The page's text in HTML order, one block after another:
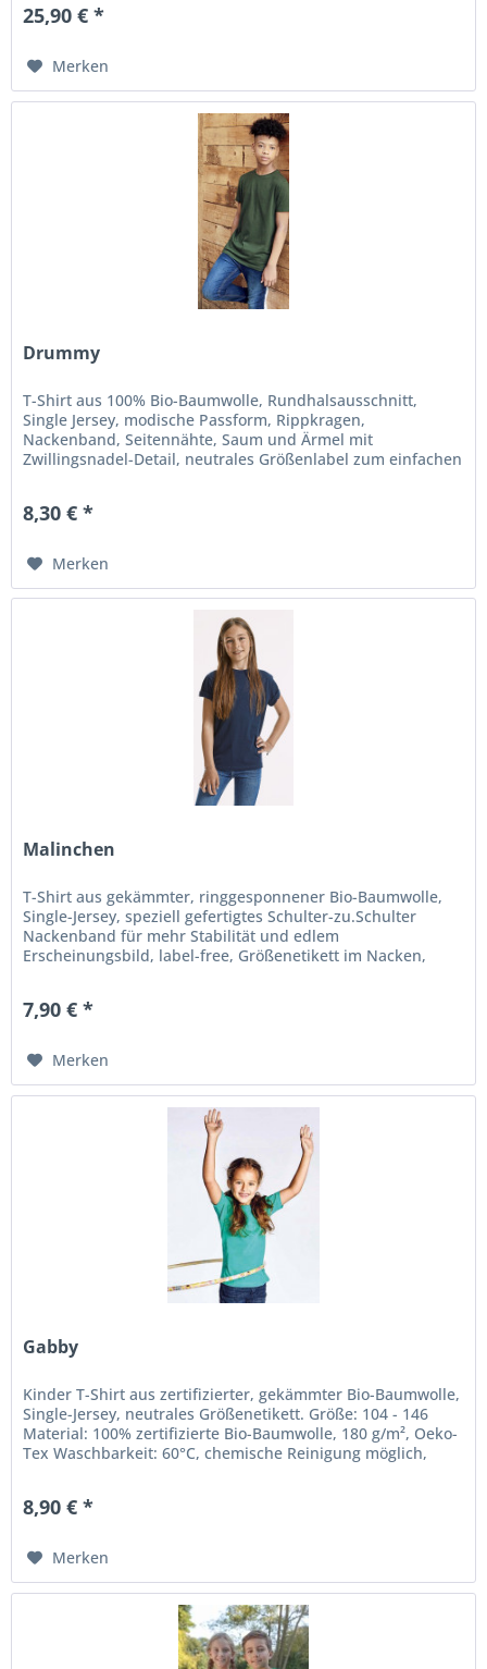
25,90 € *
Merken
Drummy
T-Shirt aus 100% Bio-Baumwolle, Rundhalsausschnitt,
Single Jersey, modische Passform, Rippkragen,
Nackenband, Seitennähte, Saum und Ärmel mit
Zwillingsnadel-Detail, neutrales Größenlabel zum einfachen
8,30 € *
Merken
Malinchen
T-Shirt aus gekämmter, ringgesponnener Bio-Baumwolle,
Single-Jersey, speziell gefertigtes Schulter-zu.Schulter
Nackenband für mehr Stabilität und edlem
Erscheinungsbild, label-free, Größenetikett im Nacken,
7,90 € *
Merken
Gabby
Kinder T-Shirt aus zertifizierter, gekämmter Bio-Baumwolle,
Single-Jersey, neutrales Größenetikett. Größe: 104 - 146
Material: 100% zertifizierte Bio-Baumwolle, 180 g/m², Oeko-
Tex Waschbarkeit: 60°C, chemische Reinigung möglich,
8,90 € *
Merken